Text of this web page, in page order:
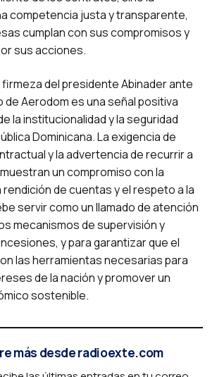
competencia justa y transparente,
cumplan con sus compromisos y
sus acciones.
firmeza del presidente Abinader ante
de Aerodom es una señal positiva
la institucionalidad y la seguridad
Dominicana. La exigencia de
y la advertencia de recurrir a
un compromiso con la
de cuentas y el respeto a la
servir como un llamado de atención
mecanismos de supervisión y
y para garantizar que el
las herramientas necesarias para
de la nación y promover un
sostenible.
más desde radioexte.com